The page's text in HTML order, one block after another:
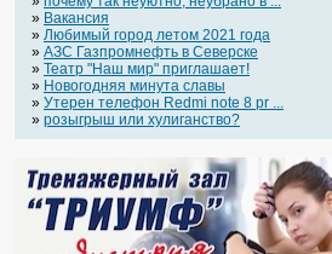
» Вакансия
» Любимый город летом 2021 года
» АЗС Газпромнефть в Северске
» Театр "Наш мир" приглашает!
» Новогодняя минута славы
» Утерен телефон Redmi note 8 pr ...
» розыгрыш или хулиганство?